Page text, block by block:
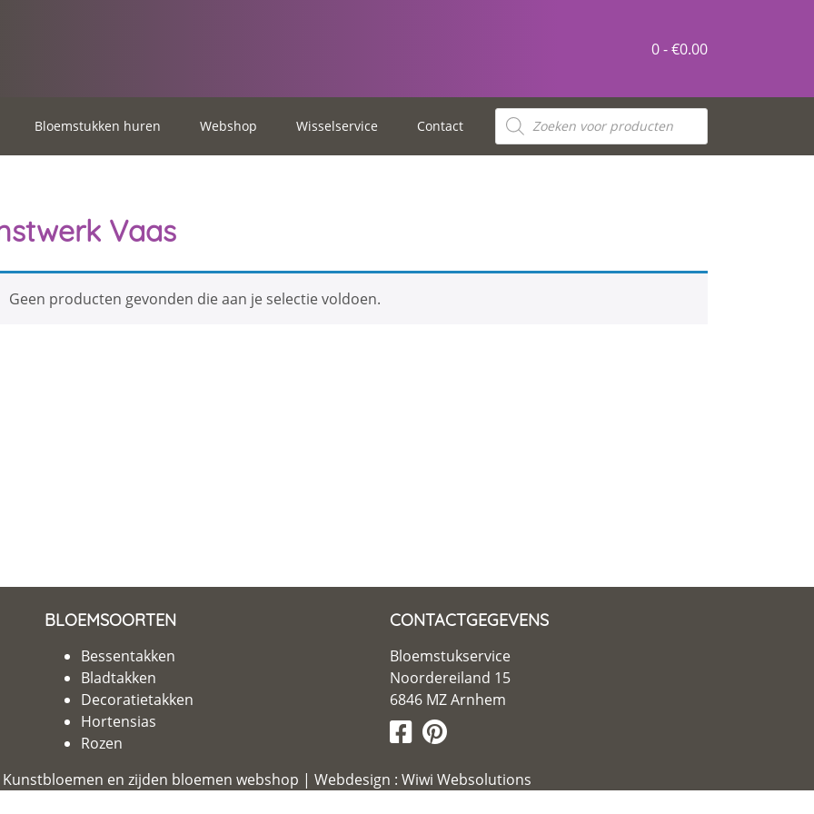
0 -€0.00
Bloemstukken huren Webshop Wisselservice Contact
Producten
zoeken
Vaas
Geen producten gevonden die aan je selectie voldoen.
BLOEMSOORTEN
Bessentakken
Bladtakken
Decoratietakken
Hortensias
Rozen
CONTACTGEGEVENS
Bloemstukservice
Noordereiland 15
6846 MZ Arnhem
Kunstbloemen en zijden bloemen webshop | Webdesign : Wiwi Websolutions